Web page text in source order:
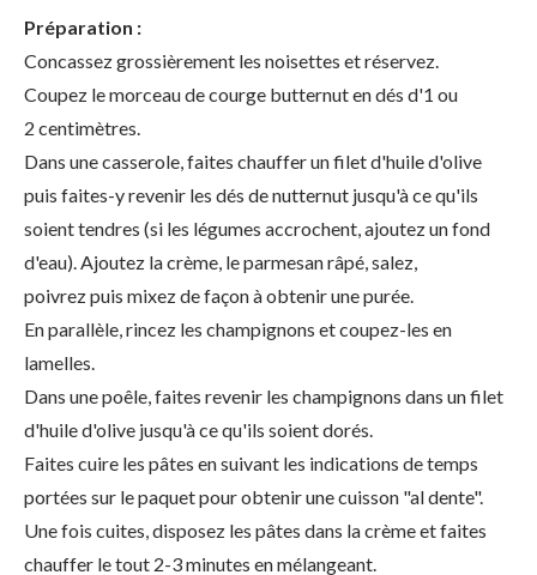
Préparation :
Concassez grossièrement les noisettes et réservez.
Coupez le morceau de courge butternut en dés d'1 ou
2 centimètres.
Dans une casserole, faites chauffer un filet d'huile d'olive
puis faites-y revenir les dés de nutternut jusqu'à ce qu'ils
soient tendres (si les légumes accrochent, ajoutez un fond
d'eau). Ajoutez la crème, le parmesan râpé, salez,
poivrez puis mixez de façon à obtenir une purée.
En parallèle, rincez les champignons et coupez-les en
lamelles.
Dans une poêle, faites revenir les champignons dans un filet
d'huile d'olive jusqu'à ce qu'ils soient dorés.
Faites cuire les pâtes en suivant les indications de temps
portées sur le paquet pour obtenir une cuisson "al dente".
Une fois cuites, disposez les pâtes dans la crème et faites
chauffer le tout 2-3 minutes en mélangeant.